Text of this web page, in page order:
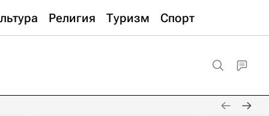
Религия Туризм Спорт